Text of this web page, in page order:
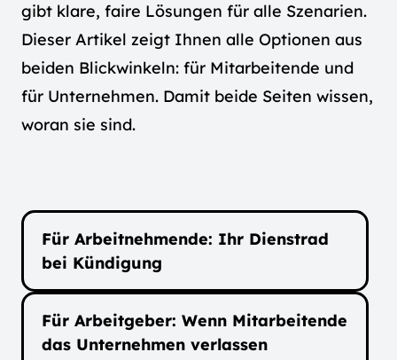
gibt klare, faire Lösungen für alle Szenarien.
Dieser Artikel zeigt Ihnen alle Optionen aus
beiden Blickwinkeln: für Mitarbeitende und
für Unternehmen. Damit beide Seiten wissen,
woran sie sind.
Für Arbeitnehmende: Ihr Dienstrad
bei Kündigung
Für Arbeitgeber: Wenn Mitarbeitende
das Unternehmen verlassen